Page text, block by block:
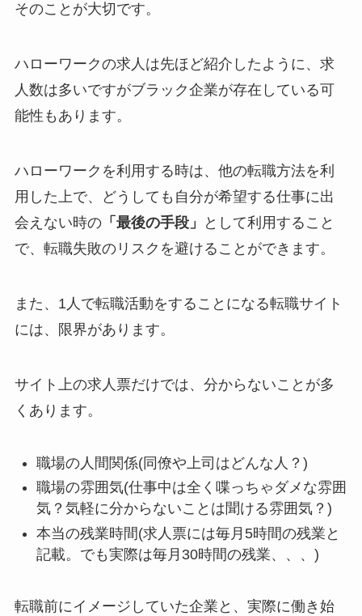
そのことが大切です。
ハローワークの求人は先ほど紹介したように、求
人数は多いですがブラック企業が存在している可
能性もあります。
ハローワークを利用する時は、他の転職方法を利
用した上で、どうしても自分が希望する仕事に出
会えない時の「最後の手段」
として利用すること
で、転職失敗のリスクを避けることができます。
また、1人で転職活動をすることになる転職サイト
には、限界があります。
サイト上の求人票だけでは、分からないことが多
くあります。
職場の人間関係(同僚や上司はどんな人？)
職場の雰囲気(仕事中は全く喋っちゃダメな雰囲
気？気軽に分からないことは聞ける雰囲気？)
本当の残業時間(求人票には毎月5時間の残業と
記載。でも実際は毎月30時間の残業、、、)
転職前にイメージしていた企業と、実際に働き始